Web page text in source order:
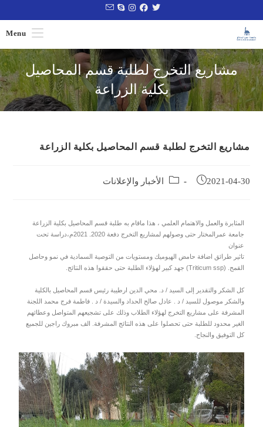
Menu
مشاريع التخرج لطلبة قسم المحاصيل
بكلية الزراعة
مشاريع التخرج لطلبة قسم المحاصيل بكلية الزراعة
2021-04-30 الأخبار والإعلانات
المثابرة والعمل والاهتمام العلمي ، هذا ماقام به طلبة قسم المحاصيل بكلية الزراعة
جامعة عمرالمختار حتى وصولهم لمشاريع التخرج دفعة 2020. 2021م،دراسة تحت
عنوان
تاثير طرائق اضافة حامض الهيوميك ومستويات من التوصية السمادية في نمو وحاصل
القمح. (Triticum ssp) جهد كبير لهؤلاء الطلبة حتى حققوا هذه النتائج.
كل الشكر والتقدير إلى السيد / د. محي الدين ارطيبة رئيس قسم المحاصيل بالكلية
والشكر موصول للسيد / د . عادل صالح الحداد والسيدة / د . فاطمة فرج محمد اللجنة
المشرفة على مشاريع التخرج لهؤلاء الطلاب وذلك على تشجيعهم المتواصل وعطائهم
الغير محدود للطلبة حتى تحصلوا على هذه النتائج المشرفة. الف مبروك راجين للجميع
كل التوفيق والنجاح.